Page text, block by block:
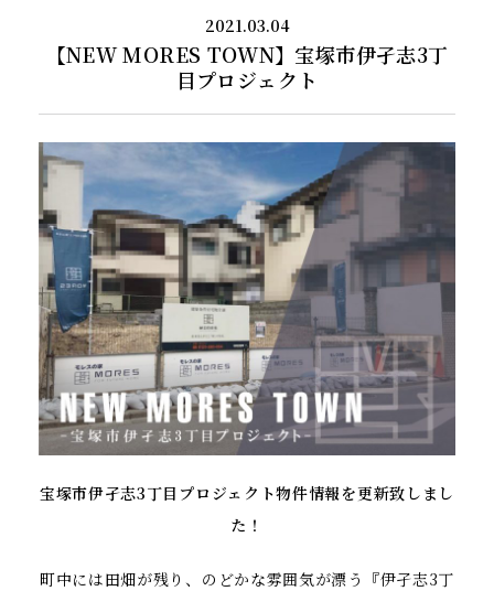
2021.03.04
【NEW MORES TOWN】宝塚市伊孑志3丁
目プロジェクト
宝塚市伊孑志3丁目プロジェクト物件情報を更新致しまし
た！
町中には田畑が残り、のどかな雰囲気が漂う『伊孑志3丁